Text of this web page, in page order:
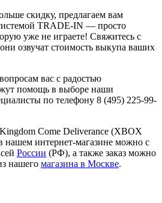
скидку, предлагаем вам
TRADE-IN — просто
уже не играете! Свяжитесь с
озвучат стоимость выкупа ваших
вас с радостью
помощь в выборе наши
по телефону 8 (495) 225-99-
Come Deliverance (XBOX
нашем интернет-магазине можно с
России (РФ), а также заказ можно
нашего магазина в Москве.